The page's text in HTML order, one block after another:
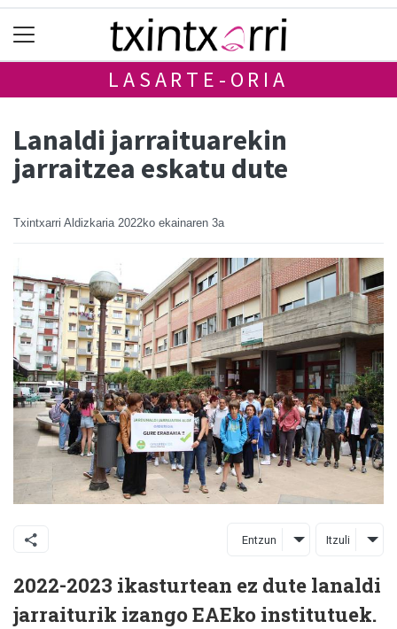
LASARTE-ORIA
Lanaldi jarraituarekin
jarraitzea eskatu dute
Txintxarri Aldizkaria 2022ko ekainaren 3a
Entzun Itzuli
2022-2023 ikasturtean ez dute lanaldi
jarraiturik izango EAEko institutuek.